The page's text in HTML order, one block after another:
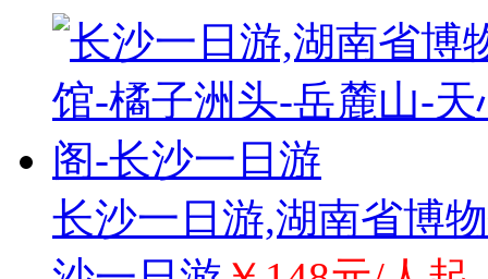
长沙一日游,湖南省博